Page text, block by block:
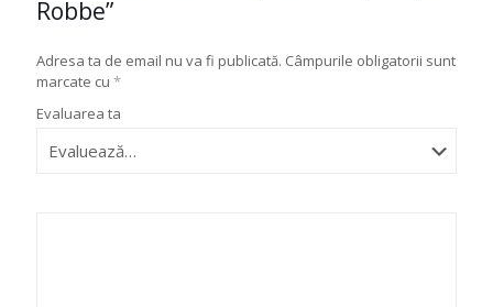
Robbe”
Adresa ta de email nu va fi publicată. Câmpurile obligatorii sunt
marcate cu *
Evaluarea ta